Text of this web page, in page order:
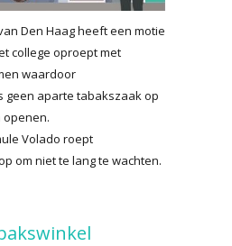
Den Haag heeft een motie
college oproept met
waardoor
aparte tabakszaak op
Volado roept
om niet te lang te wachten.